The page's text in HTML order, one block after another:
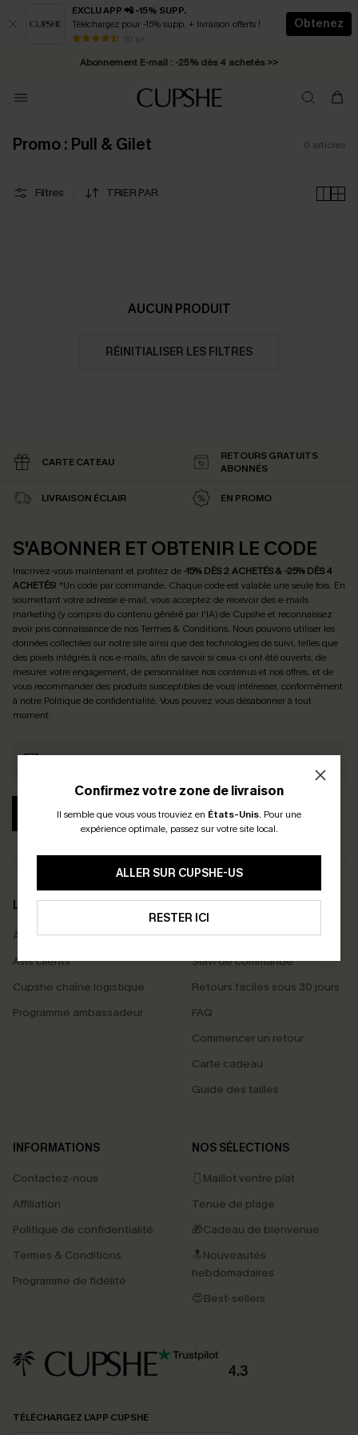
EXCLU APP 📲 -15% SUPP.
Téléchargez pour -15% supp. + livraison offerts !
50 k+
Obtenez
* Livraison éclair 2-3 jours ouvrés >>
Abonnement E-mail : -25% dès 4 achetés >>
Promo : Pull & Gilet 0 articles
Filtres TRIER PAR
AUCUN PRODUIT
RÉINITIALISER LES FILTRES
Confirmez votre zone de livraison
Il semble que vous vous trouviez en États-Unis. Pour une
expérience optimale, passez sur votre site local.
ALLER SUR CUPSHE-US
RESTER ICI
CARTE CATEAU
RETOURS GRATUITS
ABONNÉS
LIVRAISON ÉCLAIR EN PROMO
S'ABONNER ET OBTENIR LE CODE
Inscrivez-vous maintenant et profitez de -15% DÈS 2 ACHETÉS & -25% DÈS 4
ACHETÉS! *Un code par commande. Chaque code est valable une seule fois. En
soumettant votre adresse e-mail, vous acceptez de recevoir des e-mails
marketing (y compris du contenu généré par l'IA) de Cupshe et reconnaissez
avoir pris connaissance de nosTermes & Conditions. Nous pouvons utiliser les
données collectées sur notre site ainsi que des technologies de suivi, telles que
des pixels intégrés à nos e-mails, afin de savoir si ceux-ci ont été ouverts, de
mesurer votre engagement, de personnaliser nos contenus et nos offres, et de
vous recommander des produits susceptibles de vous intéresser, conformément
à notre Politique de confidentialité. Vous pouvez vous désabonner à tout
moment.
S'ABONNER
LA MARQUE
À propos de nous
Avis clients
Cupshe chaîne logistique
Programme ambassadeur
SERVICES
Livraison offerte dès 55 €
Suivi de commande
Retours faciles sous 30 jours
FAQ
Commencer un retour
Carte cadeau
Guide des tailles
INFORMATIONS
Contactez-nous
Affiliation
Politique de confidentialité
Termes & Conditions
Programme de fidélité
NOS SÉLECTIONS
🩱Maillot ventre plat
Tenue de plage
🎁Cadeau de bienvenue
🔝Nouveautés
hebdomadaires
😍Best-sellers
4.3
TÉLÉCHARGEZ L’APP CUPSHE
PROFITEZ DE -15%